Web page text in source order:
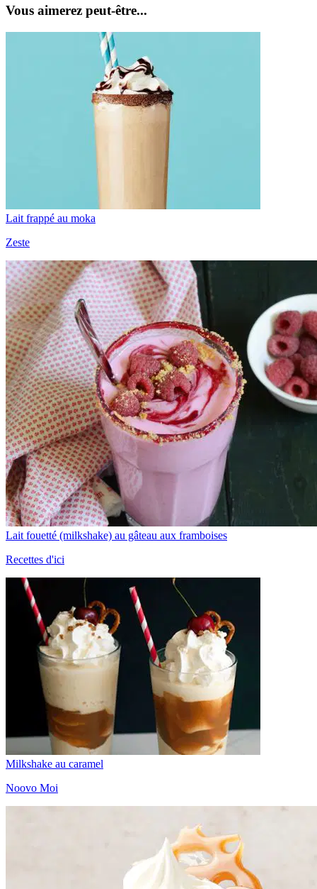
Vous aimerez peut-être...
Lait frappé au moka
Zeste
Lait fouetté (milkshake) au gâteau aux framboises
Recettes d'ici
Milkshake au caramel
Noovo Moi